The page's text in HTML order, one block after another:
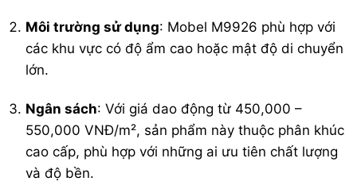
Môi trường sử dụng: Mobel M9926 phù hợp với
các khu vực có độ ẩm cao hoặc mật độ di chuyển
lớn.
Ngân sách: Với giá dao động từ 450,000 –
550,000 VNĐ/m², sản phẩm này thuộc phân khúc
cao cấp, phù hợp với những ai ưu tiên chất lượng
và độ bền.